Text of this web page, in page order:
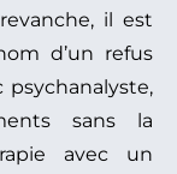
il est
d’un refus
sans la
avec un